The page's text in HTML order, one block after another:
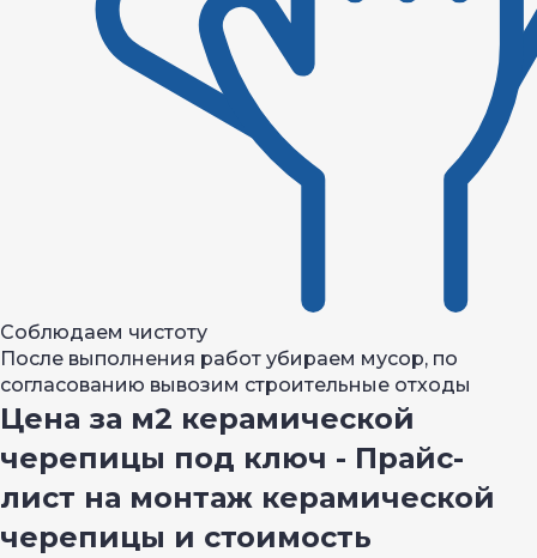
Соблюдаем чистоту
После выполнения работ убираем мусор, по
согласованию вывозим строительные отходы
Цена за м2 керамической
черепицы под ключ - Прайс-
лист на монтаж керамической
черепицы и стоимость